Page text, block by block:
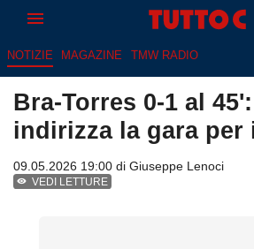
NOTIZIE MAGAZINE TMW RADIO
Bra-Torres 0-1 al
indirizza la gara per
09.05.2026 19:00 di Giuseppe Lenoci
VEDI LETTURE